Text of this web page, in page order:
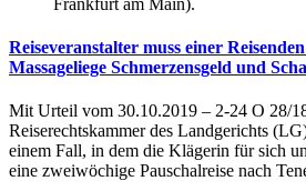
Reiseveranstalter muss einer
Massageliege Schmerzensgeld und
Mit Urteil vom 30.10.2019 – 2-24 O 28/
Reiserechtskammer des Landgerichts
einem Fall, in dem die Klägerin für sich
eine zweiwöchige Pauschalreise nach